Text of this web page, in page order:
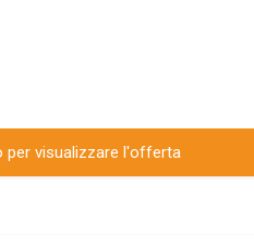
visualizzare l'offerta